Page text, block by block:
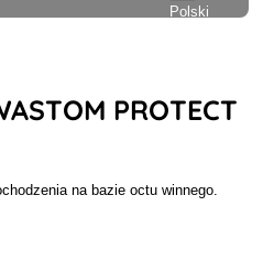
PROTECT
na bazie octu winnego.